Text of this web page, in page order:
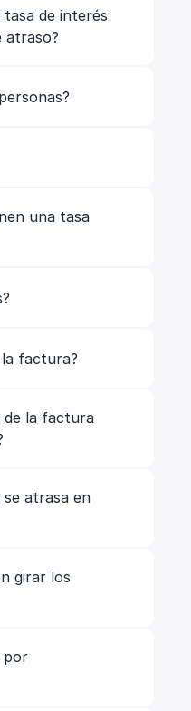
de interés
atraso?
una tasa
la factura?
de la factura
se atrasa en
girar los
por